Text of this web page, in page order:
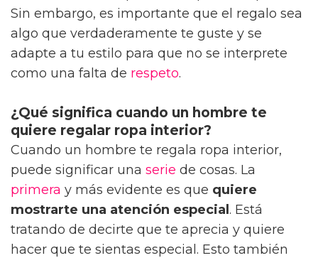
Sin embargo, es importante que el regalo sea
algo que verdaderamente te guste y se
adapte a tu estilo para que no se interprete
como una falta de respeto.
¿Qué significa cuando un hombre te
quiere regalar ropa interior?
Cuando un hombre te regala ropa interior,
puede significar una serie de cosas. La
primera y más evidente es que quiere
mostrarte una atención especial . Está
tratando de decirte que te aprecia y quiere
hacer que te sientas especial. Esto también